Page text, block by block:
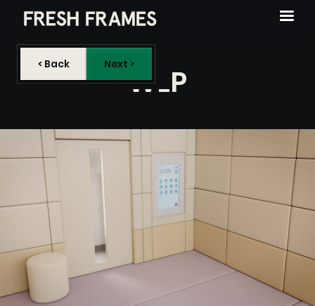
< Back Next >WLP